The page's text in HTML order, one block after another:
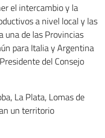
el intercambio y la
a nivel local y las
una de las Provincias
para Italia y Argentina
del Consejo
La Plata, Lomas de
un territorio